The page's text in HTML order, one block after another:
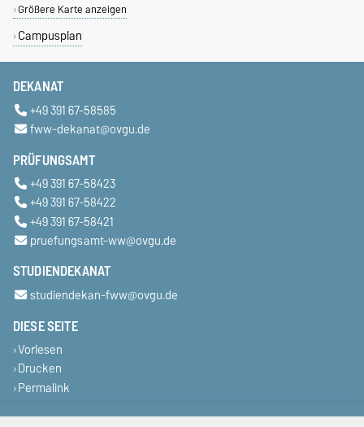
Größere Karte anzeigen
Campusplan
DEKANAT
+49 391 67-58585
fww-dekanat@ovgu.de
PRÜFUNGSAMT
+49 391 67-58423
+49 391 67-58422
+49 391 67-58421
pruefungsamt-ww@ovgu.de
STUDIENDEKANAT
studiendekan-fww@ovgu.de
DIESE SEITE
Vorlesen
Drucken
Permalink